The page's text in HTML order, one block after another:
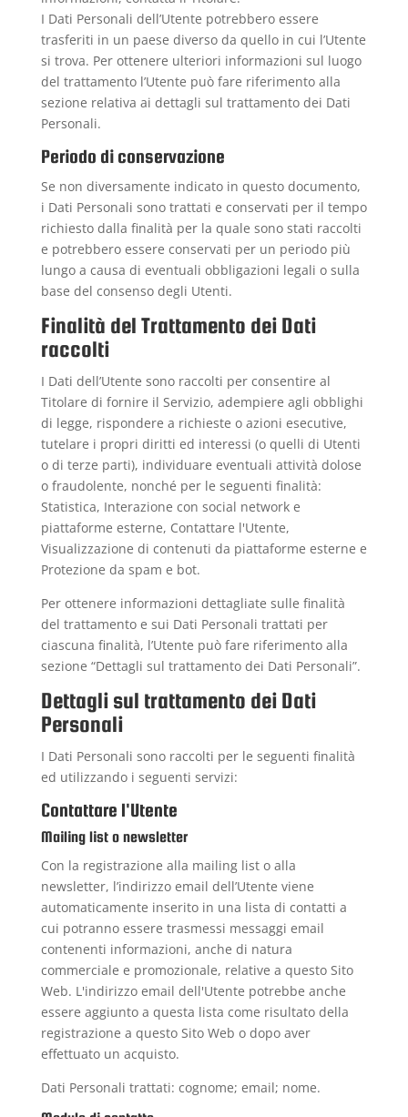
I Dati Personali dell’Utente potrebbero essere
trasferiti in un paese diverso da quello in cui l’Utente
si trova. Per ottenere ulteriori informazioni sul luogo
del trattamento l’Utente può fare riferimento alla
sezione relativa ai dettagli sul trattamento dei Dati
Personali.
Periodo di conservazione
Se non diversamente indicato in questo documento,
i Dati Personali sono trattati e conservati per il tempo
richiesto dalla finalità per la quale sono stati raccolti
e potrebbero essere conservati per un periodo più
lungo a causa di eventuali obbligazioni legali o sulla
base del consenso degli Utenti.
Finalità del Trattamento dei Dati
raccolti
I Dati dell’Utente sono raccolti per consentire al
Titolare di fornire il Servizio, adempiere agli obblighi
di legge, rispondere a richieste o azioni esecutive,
tutelare i propri diritti ed interessi (o quelli di Utenti
o di terze parti), individuare eventuali attività dolose
o fraudolente, nonché per le seguenti finalità:
Statistica, Interazione con social network e
piattaforme esterne, Contattare l'Utente,
Visualizzazione di contenuti da piattaforme esterne e
Protezione da spam e bot.
Per ottenere informazioni dettagliate sulle finalità
del trattamento e sui Dati Personali trattati per
ciascuna finalità, l’Utente può fare riferimento alla
sezione “Dettagli sul trattamento dei Dati Personali”.
Dettagli sul trattamento dei Dati
Personali
I Dati Personali sono raccolti per le seguenti finalità
ed utilizzando i seguenti servizi:
Contattare l'Utente
Mailing list o newsletter
Con la registrazione alla mailing list o alla
newsletter, l’indirizzo email dell’Utente viene
automaticamente inserito in una lista di contatti a
cui potranno essere trasmessi messaggi email
contenenti informazioni, anche di natura
commerciale e promozionale, relative a questo Sito
Web. L'indirizzo email dell'Utente potrebbe anche
essere aggiunto a questa lista come risultato della
registrazione a questo Sito Web o dopo aver
effettuato un acquisto.
Dati Personali trattati: cognome; email; nome.